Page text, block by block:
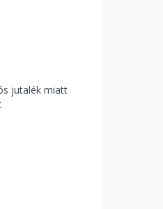
jutalék miatt